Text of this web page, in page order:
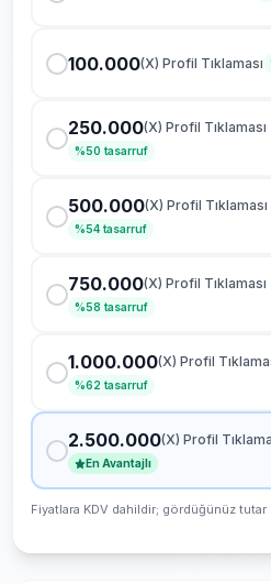
100.000(X) Profil Tıklaması
250.000(X) Profil Tıklaması
%50 tasarruf
500.000(X) Profil Tıklaması
%54 tasarruf
750.000(X) Profil Tıklaması
%58 tasarruf
1.000.000(X) Profil
%62 tasarruf
2.500.000(X) Profil
En Avantajlı
Fiyatlara KDV dahildir; gördüğünüz